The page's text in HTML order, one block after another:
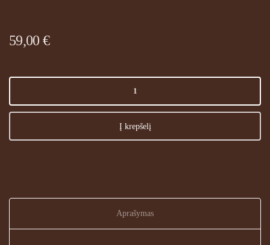
59,00 €
Online
-
piešimas
Į krepšelį
Aprašymas